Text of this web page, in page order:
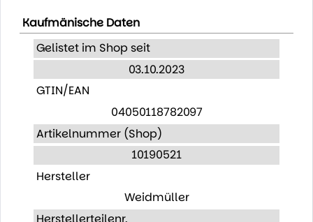
Kaufmänische Daten
Gelistet im Shop seit
03.10.2023
GTIN/EAN
04050118782097
Artikelnummer (Shop)
10190521
Hersteller
Weidmüller
Herstellerteilenr.